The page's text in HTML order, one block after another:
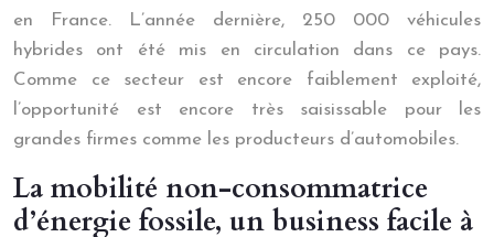
en France. L’année dernière, 250 000 véhicules
hybrides ont été mis en circulation dans ce pays.
Comme ce secteur est encore faiblement exploité,
l’opportunité est encore très saisissable pour les
grandes firmes comme les producteurs d’automobiles.
La mobilité non-consommatrice
d’énergie fossile, un business facile à